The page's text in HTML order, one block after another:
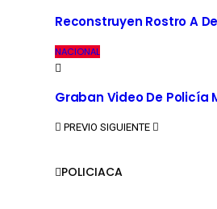
Reconstruyen Rostro A
NACIONAL
Graban Video De Policía
PREVIO SIGUIENTE
POLICIACA